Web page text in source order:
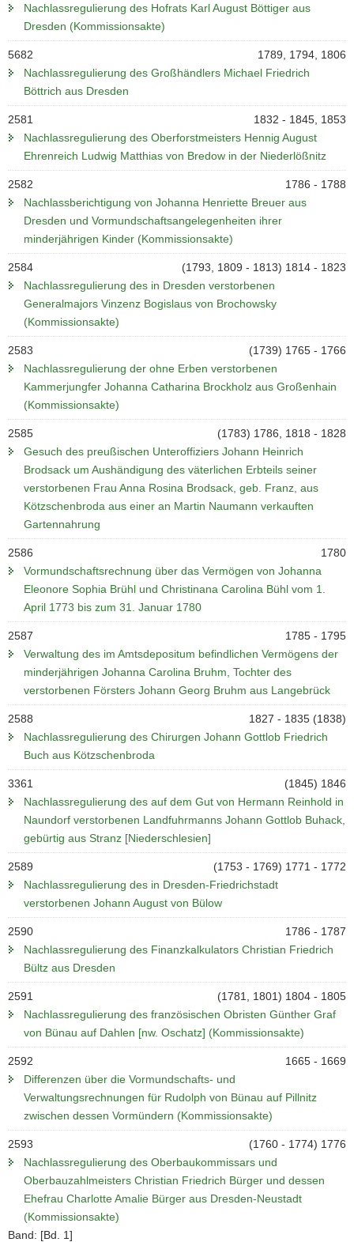
Nachlassregulierung des Hofrats Karl August Böttiger aus
Dresden (Kommissionsakte)
5682
1789, 1794, 1806
Nachlassregulierung des Großhändlers Michael Friedrich
Böttrich aus Dresden
2581
1832 - 1845, 1853
Nachlassregulierung des Oberforstmeisters Hennig August
Ehrenreich Ludwig Matthias von Bredow in der Niederlößnitz
2582
1786 - 1788
Nachlassberichtigung von Johanna Henriette Breuer aus
Dresden und Vormundschaftsangelegenheiten ihrer
minderjährigen Kinder (Kommissionsakte)
2584
(1793, 1809 - 1813) 1814 - 1823
Nachlassregulierung des in Dresden verstorbenen
Generalmajors Vinzenz Bogislaus von Brochowsky
(Kommissionsakte)
2583
(1739) 1765 - 1766
Nachlassregulierung der ohne Erben verstorbenen
Kammerjungfer Johanna Catharina Brockholz aus Großenhain
(Kommissionsakte)
2585
(1783) 1786, 1818 - 1828
Gesuch des preußischen Unteroffiziers Johann Heinrich
Brodsack um Aushändigung des väterlichen Erbteils seiner
verstorbenen Frau Anna Rosina Brodsack, geb. Franz, aus
Kötzschenbroda aus einer an Martin Naumann verkauften
Gartennahrung
2586
1780
Vormundschaftsrechnung über das Vermögen von Johanna
Eleonore Sophia Brühl und Christinana Carolina Bühl vom 1.
April 1773 bis zum 31. Januar 1780
2587
1785 - 1795
Verwaltung des im Amtsdepositum befindlichen Vermögens der
minderjährigen Johanna Carolina Bruhm, Tochter des
verstorbenen Försters Johann Georg Bruhm aus Langebrück
2588
1827 - 1835 (1838)
Nachlassregulierung des Chirurgen Johann Gottlob Friedrich
Buch aus Kötzschenbroda
3361
(1845) 1846
Nachlassregulierung des auf dem Gut von Hermann Reinhold in
Naundorf verstorbenen Landfuhrmanns Johann Gottlob Buhack,
gebürtig aus Stranz [Niederschlesien]
2589
(1753 - 1769) 1771 - 1772
Nachlassregulierung des in Dresden-Friedrichstadt
verstorbenen Johann August von Bülow
2590
1786 - 1787
Nachlassregulierung des Finanzkalkulators Christian Friedrich
Bültz aus Dresden
2591
(1781, 1801) 1804 - 1805
Nachlassregulierung des französischen Obristen Günther Graf
von Bünau auf Dahlen [nw. Oschatz] (Kommissionsakte)
2592
1665 - 1669
Differenzen über die Vormundschafts- und
Verwaltungsrechnungen für Rudolph von Bünau auf Pillnitz
zwischen dessen Vormündern (Kommissionsakte)
2593
(1760 - 1774) 1776
Nachlassregulierung des Oberbaukommissars und
Oberbauzahlmeisters Christian Friedrich Bürger und dessen
Ehefrau Charlotte Amalie Bürger aus Dresden-Neustadt
(Kommissionsakte)
Band: [Bd. 1]